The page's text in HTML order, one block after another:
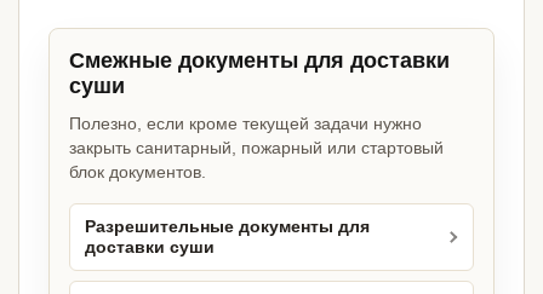
Смежные документы для доставки
суши
Полезно, если кроме текущей задачи нужно
закрыть санитарный, пожарный или стартовый
блок документов.
Разрешительные документы для
доставки суши